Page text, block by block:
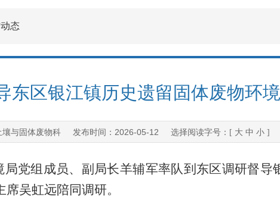
态
东区银江镇历史遗留固体废物环
与固体废物科发布时间： 2026-05-12 选择阅读字号：[ 大 中 小]
局党组成员、副局长羊辅军率队到东区调研督导
吴虹远陪同调研。